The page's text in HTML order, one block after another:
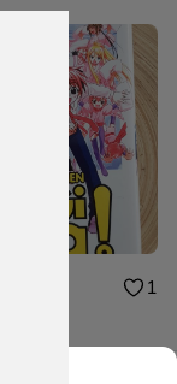
1